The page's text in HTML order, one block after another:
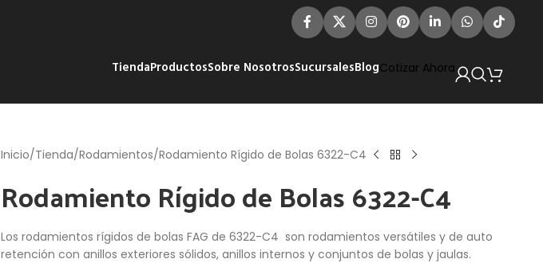
TiendaProductosSobre NosotrosSucursalesBlogCotizar Ahora
Inicio Tienda Rodamientos Rodamiento Rígido de Bolas 6322-C4
Rodamiento Rígido de Bolas 6322-C4
Los rodamientos rígidos de bolas FAG de 6322-C4 son rodamientos versátiles y de auto
retención con anillos exteriores sólidos, anillos internos y conjuntos de bolas y jaulas.